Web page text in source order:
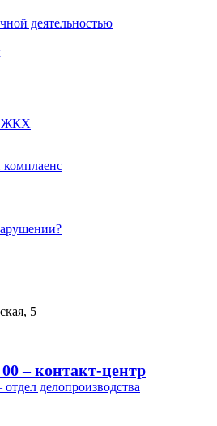
деятельностью
ЖКХ
5
00 – контакт-центр
делопроизводства